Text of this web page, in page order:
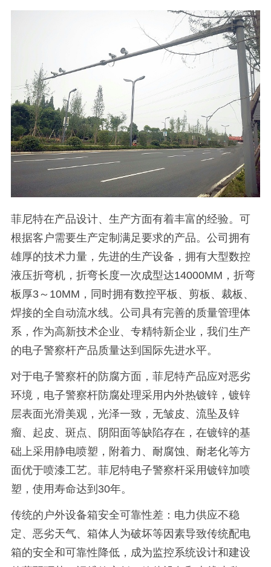
菲尼特在产品设计、生产方面有着丰富的经验。可
根据客户需要生产定制满足要求的产品。公司拥有
雄厚的技术力量，先进的生产设备，拥有大型数控
液压折弯机，折弯长度一次成型达14000MM，折弯
板厚3～10MM，同时拥有数控平板、剪板、裁板、
焊接的全自动流水线。公司具有完善的质量管理体
系，作为高新技术企业、专精特新企业，我们生产
的电子警察杆产品质量达到国际先进水平。
对于电子警察杆的防腐方面，菲尼特产品应对恶劣
环境，电子警察杆防腐处理采用内外热镀锌，镀锌
层表面光滑美观，光泽一致，无皱皮、流坠及锌
瘤、起皮、斑点、阴阳面等缺陷存在，在镀锌的基
础上采用静电喷塑，附着力、耐腐蚀、耐老化等方
面优于喷漆工艺。菲尼特电子警察杆采用镀锌加喷
塑，使用寿命达到30年。
传统的户外设备箱安全可靠性差：电力供应不稳
定、恶劣天气、箱体人为破坏等因素导致传统配电
箱的安全和可靠性降低，成为监控系统设计和建设